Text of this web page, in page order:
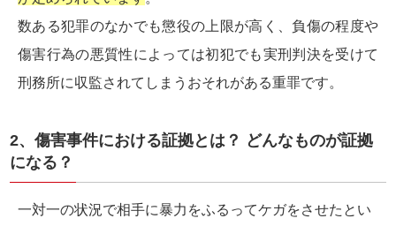
数ある犯罪のなかでも懲役の上限が高く、負傷の程度や
傷害行為の悪質性によっては初犯でも実刑判決を受けて
刑務所に収監されてしまうおそれがある重罪です。
2、傷害事件における証拠とは？ どんなものが証拠
になる？
一対一の状況で相手に暴力をふるってケガをさせたとい